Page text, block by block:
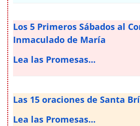
Los 5 Primeros Sábados al
Inmaculado de María
Lea las Promesas...
Las 15 oraciones de Santa
Lea las Promesas...